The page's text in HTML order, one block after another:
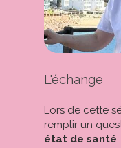
L'échange
Lors de cette
remplir un
état de santé